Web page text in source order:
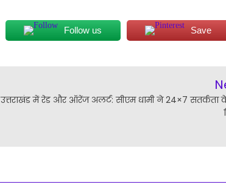
Follow us Save
उत्तराखंड में रेड और ऑरेंज अलर्ट: सीएम धामी ने 24×7 सतर्कता